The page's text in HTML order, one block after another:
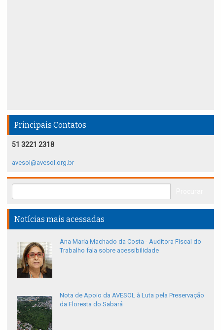
Principais Contatos
51 3221 2318
avesol@avesol.org.br
Notícias mais acessadas
Ana Maria Machado da Costa - Auditora Fiscal do
Trabalho fala sobre acessibilidade
Nota de Apoio da AVESOL à Luta pela Preservação
da Floresta do Sabará